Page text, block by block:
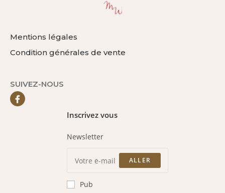
Mentions légales
Condition générales de vente
SUIVEZ-NOUS
Inscrivez vous
Newsletter
ALLER
Pub